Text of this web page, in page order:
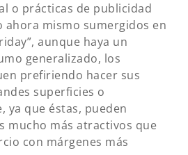
o prácticas de publicidad
ahora mismo sumergidos en
aunque haya un
generalizado, los
prefiriendo hacer sus
superficies o
ya que éstas, pueden
mucho más atractivos que
con márgenes más